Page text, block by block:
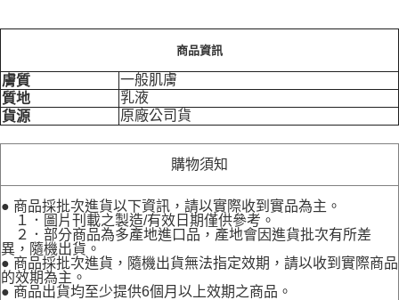
商品資訊
膚質
一般肌膚
質地
乳液
貨源
原廠公司貨
購物須知
● 商品採批次進貨以下資訊，請以實際收到實品為主。
１．圖片刊載之製造/有效日期僅供參考。
２．部分商品為多產地進口品，產地會因進貨批次有所差
異，隨機出貨。
● 商品採批次進貨，隨機出貨無法指定效期，請以收到實際商品
的效期為主。
● 商品出貨均至少提供6個月以上效期之商品。